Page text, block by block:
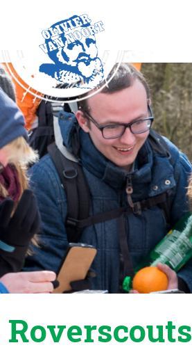
Roverscouts